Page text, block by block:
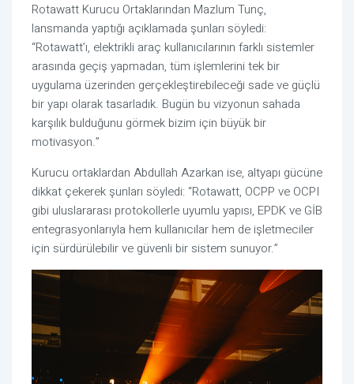
Rotawatt Kurucu Ortaklarından Mazlum Tunç,
lansmanda yaptığı açıklamada şunları söyledi:
“Rotawatt’ı, elektrikli araç kullanıcılarının farklı sistemler
arasında geçiş yapmadan, tüm işlemlerini tek bir
uygulama üzerinden gerçekleştirebileceği sade ve güçlü
bir yapı olarak tasarladık. Bugün bu vizyonun sahada
karşılık bulduğunu görmek bizim için büyük bir
motivasyon.”
Kurucu ortaklardan Abdullah Azarkan ise, altyapı gücüne
dikkat çekerek şunları söyledi: “Rotawatt, OCPP ve OCPI
gibi uluslararası protokollerle uyumlu yapısı, EPDK ve GİB
entegrasyonlarıyla hem kullanıcılar hem de işletmeciler
için sürdürülebilir ve güvenli bir sistem sunuyor.”